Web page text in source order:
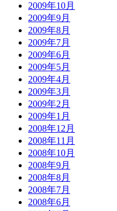
2009年10月
2009年9月
2009年8月
2009年7月
2009年6月
2009年5月
2009年4月
2009年3月
2009年2月
2009年1月
2008年12月
2008年11月
2008年10月
2008年9月
2008年8月
2008年7月
2008年6月